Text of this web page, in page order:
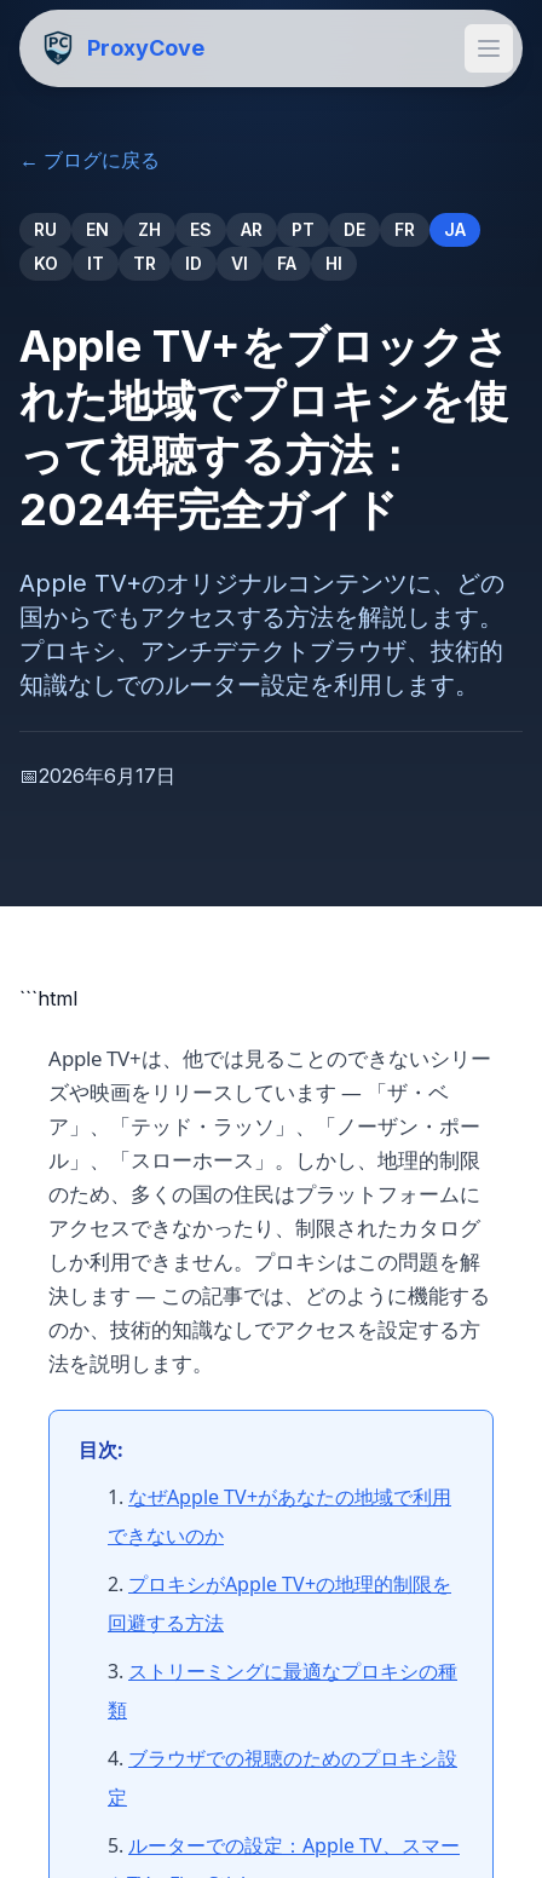
ProxyCove
← ブログに戻る
RU EN ZH ES AR PT DE FR
JA
KO
IT TR ID VI FA HI
Apple TV+をブロックさ
れた地域でプロキシを使
って視聴する方法：
2024年完全ガイド
Apple TV+のオリジナルコンテンツに、どの
国からでもアクセスする方法を解説します。
プロキシ、アンチデテクトブラウザ、技術的
知識なしでのルーター設定を利用します。
📅2026年6月17日
```html
Apple TV+は、他では見ることのできないシリー
ズや映画をリリースしています — 「ザ・ベ
ア」、「テッド・ラッソ」、「ノーザン・ポー
ル」、「スローホース」。しかし、地理的制限
のため、多くの国の住民はプラットフォームに
アクセスできなかったり、制限されたカタログ
しか利用できません。プロキシはこの問題を解
決します — この記事では、どのように機能する
のか、技術的知識なしでアクセスを設定する方
法を説明します。
目次:
なぜApple TV+があなたの地域で利用
できないのか
プロキシがApple TV+の地理的制限を
回避する方法
ストリーミングに最適なプロキシの種
類
ブラウザでの視聴のためのプロキシ設
定
ルーターでの設定：Apple TV、スマー